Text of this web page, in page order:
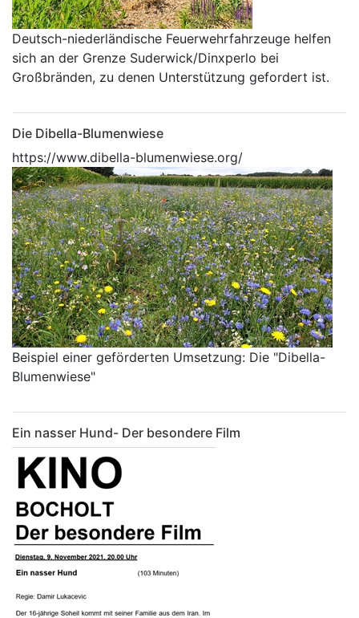
Deutsch-niederländische Feuerwehrfahrzeuge helfen
sich an der Grenze Suderwick/Dinxperlo bei
Großbränden, zu denen Unterstützung gefordert ist.
Die Dibella-Blumenwiese
https://www.dibella-blumenwiese.org/
Beispiel einer geförderten Umsetzung: Die "Dibella-
Blumenwiese"
Ein nasser Hund- Der besondere Film